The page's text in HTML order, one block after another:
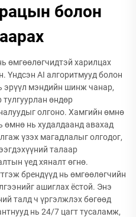
болон
өмгөөлөгчидтэй харилцах
Үндсэн AI алгоритмууд болон
эрүүл мэндийн шинж чанар,
тулгуурлан өндөр
олгоно. Хамгийн өмнө
өмнө нь худалдаанд авахад
үзэх магадлалыг олгодог,
талаар
үед хяналт өгнө.
брендүүд нь өмгөөлөгчийн
ашиглах ёстой. Энэ
талд ч үргэлжлэх бөгөөд
нь 24/7 цагт тусаламж,